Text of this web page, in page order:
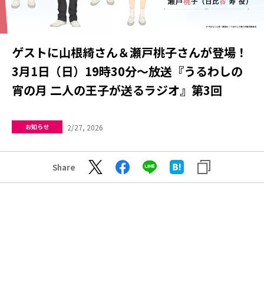
ゲストに山根綺さん＆瀬戸桃子さんが登場！
3月1日（日）19時30分～放送『うるわしの
宵の月 二人の王子が送るラジオ』第3回
お知らせ 2/27, 2026
Share